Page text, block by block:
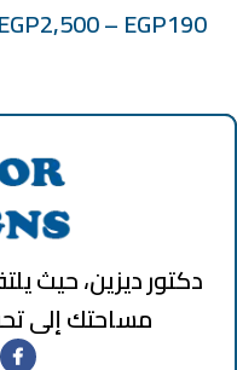
EGP190
–
EGP2,500
دكتور ديزين، حيث
مساحتك إلى